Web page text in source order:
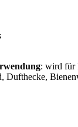
: wird für
Dufthecke,